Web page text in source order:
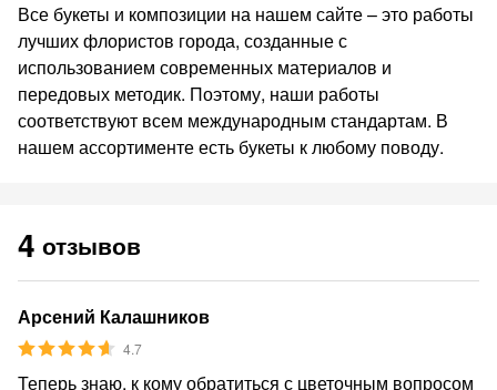
Все букеты и композиции на нашем сайте – это работы
лучших флористов города, созданные с
использованием современных материалов и
передовых методик. Поэтому, наши работы
соответствуют всем международным стандартам. В
нашем ассортименте есть букеты к любому поводу.
4 отзывов
Арсений Калашников
4.7
Теперь знаю, к кому обратиться с цветочным вопросом